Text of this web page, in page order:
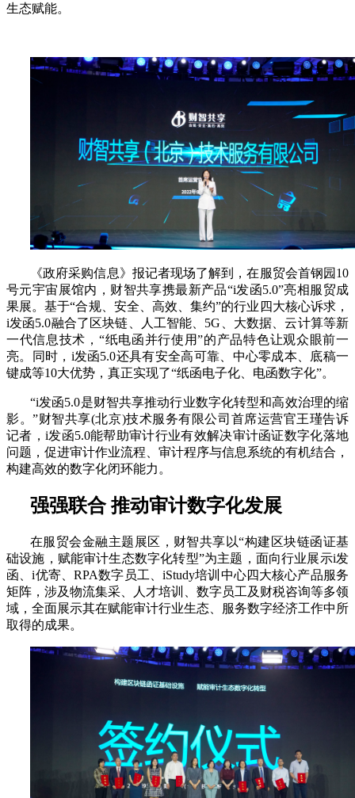
生态赋能。
《政府采购信息》报记者现场了解到，在服贸会首钢园10
号元宇宙展馆内，财智共享携最新产品“i发函5.0”亮相服贸成
果展。基于“合规、安全、高效、集约”的行业四大核心诉求，
i发函5.0融合了区块链、人工智能、5G、大数据、云计算等新
一代信息技术，“纸电函并行使用”的产品特色让观众眼前一
亮。同时，i发函5.0还具有安全高可靠、中心零成本、底稿一
键成等10大优势，真正实现了“纸函电子化、电函数字化”。
“i发函5.0是财智共享推动行业数字化转型和高效治理的缩
影。”财智共享(北京)技术服务有限公司首席运营官王瑾告诉
记者，i发函5.0能帮助审计行业有效解决审计函证数字化落地
问题，促进审计作业流程、审计程序与信息系统的有机结合，
构建高效的数字化闭环能力。
强强联合 推动审计数字化发展
在服贸会金融主题展区，财智共享以“构建区块链函证基
础设施，赋能审计生态数字化转型”为主题，面向行业展示i发
函、i优寄、RPA数字员工、iStudy培训中心四大核心产品服务
矩阵，涉及物流集采、人才培训、数字员工及财税咨询等多领
域，全面展示其在赋能审计行业生态、服务数字经济工作中所
取得的成果。